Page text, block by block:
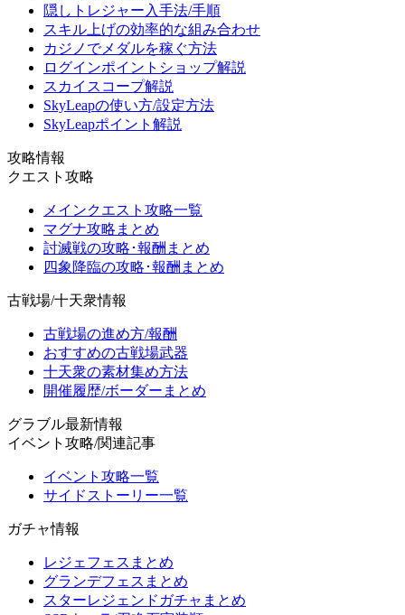
隠しトレジャー入手法/手順
スキル上げの効率的な組み合わせ
カジノでメダルを稼ぐ方法
ログインポイントショップ解説
スカイスコープ解説
SkyLeapの使い方/設定方法
SkyLeapポイント解説
攻略情報
クエスト攻略
メインクエスト攻略一覧
マグナ攻略まとめ
討滅戦の攻略･報酬まとめ
四象降臨の攻略･報酬まとめ
古戦場/十天衆情報
古戦場の進め方/報酬
おすすめの古戦場武器
十天衆の素材集め方法
開催履歴/ボーダーまとめ
グラブル最新情報
イベント攻略/関連記事
イベント攻略一覧
サイドストーリー一覧
ガチャ情報
レジェフェスまとめ
グランデフェスまとめ
スターレジェンドガチャまとめ